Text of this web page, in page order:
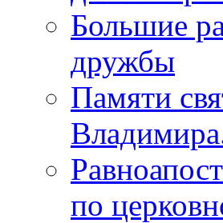
Большие
дружбы
Памяти
по